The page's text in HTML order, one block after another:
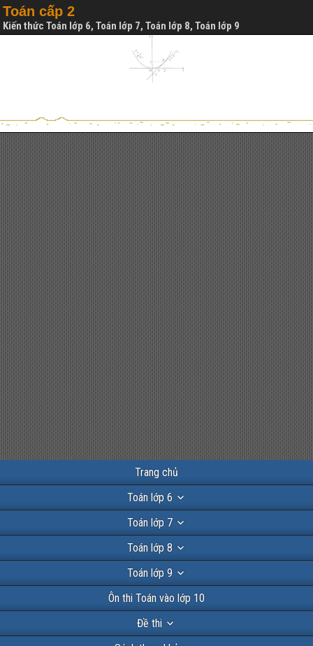
Toán cấp 2
Kiến thức Toán lớp 6, Toán lớp 7, Toán lớp 8, Toán lớp 9
Trang chủ
Toán lớp 6
Toán lớp 7
Toán lớp 8
Toán lớp 9
Ôn thi Toán vào lớp 10
Đề thi